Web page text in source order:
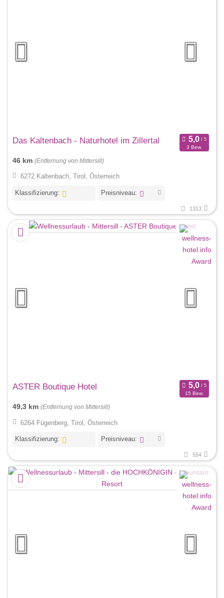
Das Kaltenbach - Naturhotel im Zillertal
3 Bew.
46 km (Entfernung von Mittersill)
6272 Kaltenbach, Tirol, Österreich
Klassifizierung: Preisniveau:
1313
ASTER Boutique Hotel
15 Bew.
49,3 km (Entfernung von Mittersill)
6264 Fügenberg, Tirol, Österreich
Klassifizierung: Preisniveau:
554